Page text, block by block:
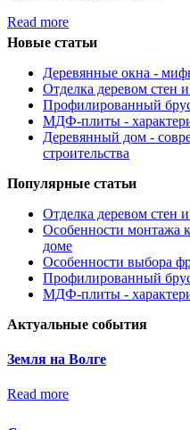
Read more
Новые статьи
Деревянные окна -
Отделка деревом стен
Профилированный брус
МДФ-плиты -
Деревянный дом -
строительства
Популярные статьи
Отделка деревом стен
Особенности монтажа
доме
Особенности выбора
Профилированный брус
МДФ-плиты -
Актуальные события
Земля на Волге
Read more